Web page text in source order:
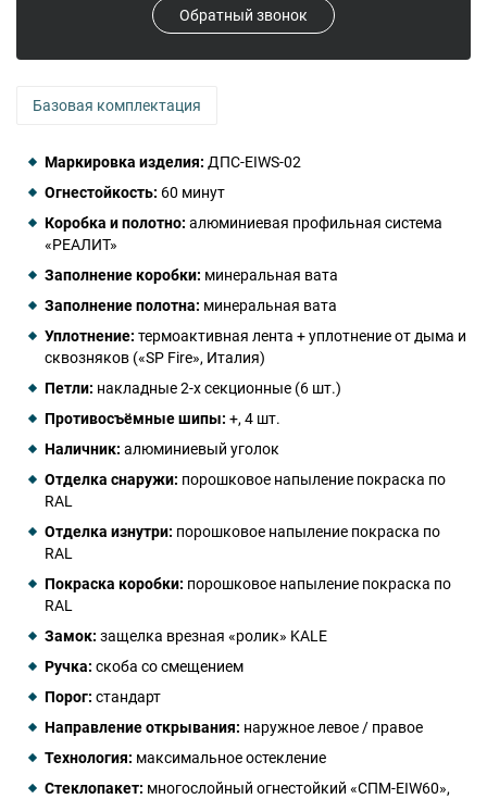
Обратный звонок
Базовая комплектация
Маркировка изделия: ДПС-EIWS-02
Огнестойкость: 60 минут
Коробка и полотно: алюминиевая профильная система
«РЕАЛИТ»
Заполнение коробки: минеральная вата
Заполнение полотна: минеральная вата
Уплотнение: термоактивная лента + уплотнение от дыма и
сквозняков («SP Fire», Италия)
Петли: накладные 2-х секционные (6 шт.)
Противосъёмные шипы: +, 4 шт.
Наличник: алюминиевый уголок
Отделка снаружи: порошковое напыление покраска по
RAL
Отделка изнутри: порошковое напыление покраска по
RAL
Покраска коробки: порошковое напыление покраска по
RAL
Замок: защелка врезная «ролик» KALE
Ручка: скоба со смещением
Порог: стандарт
Направление открывания: наружное левое / правое
Технология: максимальное остекление
Стеклопакет: многослойный огнестойкий «СПМ-EIW60»,